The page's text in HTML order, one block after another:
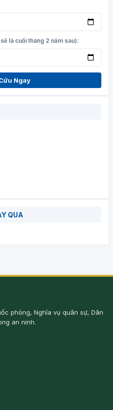
là cuối tháng 2 năm sau):
Ngay
QUA
phòng, Nghĩa vụ quân sự, Dân
an ninh.